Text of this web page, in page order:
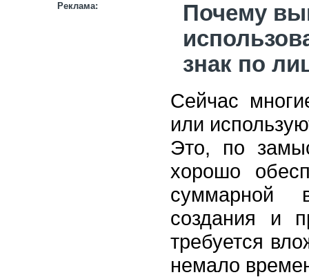
Реклама:
Почему
знак по
Сейчас
или
Это, по
хорошо
суммарной
создания и
требуется
немало